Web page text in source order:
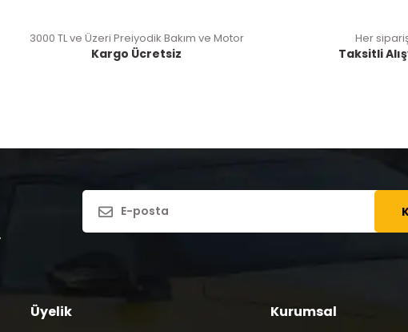
3000 TL ve Üzeri Preiyodik Bakım ve Motor
Kargo Ücretsiz
Her
Taksitli
Üyelik Kurumsal